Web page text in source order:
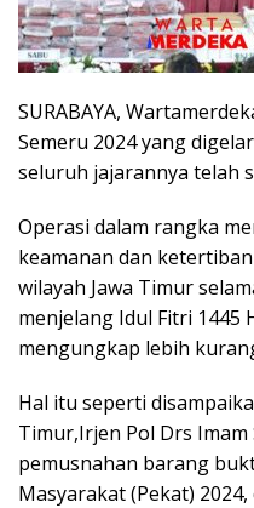
SURABAYA,
Semeru 2024 yang
seluruh jajarannya telah
Operasi dalam rangka
keamanan dan
wilayah Jawa Timur
menjelang Idul Fitri 1445
mengungkap lebih
Hal itu seperti
Timur,Irjen Pol Drs
pemusnahan barang
Masyarakat (Pekat)